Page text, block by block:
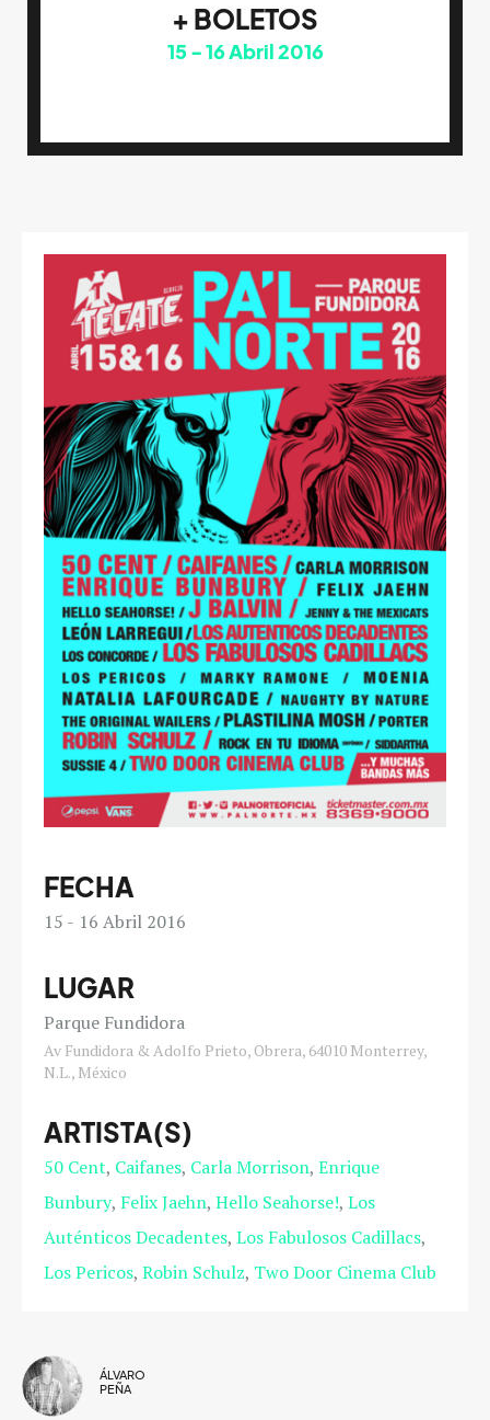
+ BOLETOS
15 16Abril 2016
FECHA
15 16 Abril 2016
LUGAR
Parque Fundidora
Av Fundidora & Adolfo Prieto, Obrera, 64010 Monterrey,
N.L., México
ARTISTA(S)
50 Cent Caifanes Carla Morrison Enrique
Bunbury Felix Jaehn Hello Seahorse! Los
Auténticos Decadentes Los Fabulosos Cadillacs
Los Pericos Robin Schulz Two Door Cinema Club
ÁLVARO
PEÑA